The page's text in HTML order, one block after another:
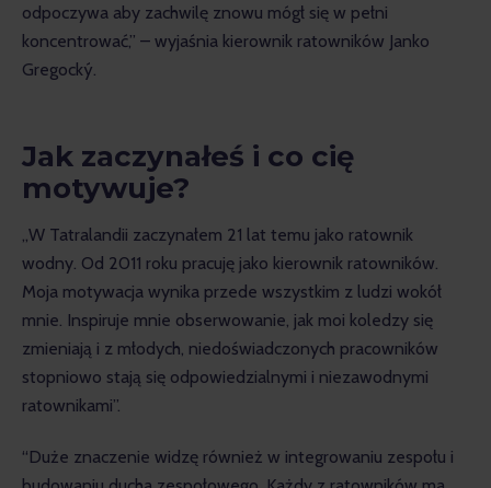
odpoczywa aby zachwilę znowu mógł się w pełni
koncentrować,” – wyjaśnia kierownik ratowników Janko
Gregocký.
Jak zaczynałeś i co cię
motywuje?
„W Tatralandii zaczynałem 21 lat temu jako ratownik
wodny. Od 2011 roku pracuję jako kierownik ratowników.
Moja motywacja wynika przede wszystkim z ludzi wokół
mnie. Inspiruje mnie obserwowanie, jak moi koledzy się
zmieniają i z młodych, niedoświadczonych pracowników
stopniowo stają się odpowiedzialnymi i niezawodnymi
ratownikami”.
“Duże znaczenie widzę również w integrowaniu zespołu i